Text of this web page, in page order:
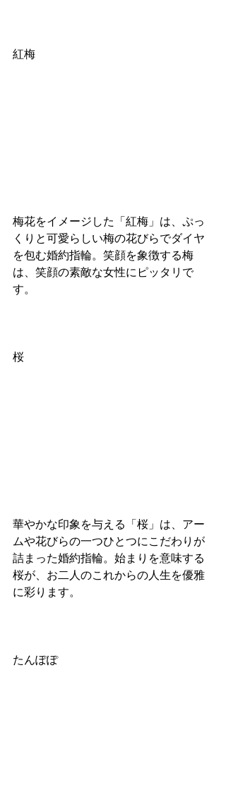
紅梅
梅花をイメージした「紅梅」は、ぷっ
くりと可愛らしい梅の花びらでダイヤ
を包む婚約指輪。笑顔を象徴する梅
は、笑顔の素敵な女性にピッタリで
す。
桜
華やかな印象を与える「桜」は、アー
ムや花びらの一つひとつにこだわりが
詰まった婚約指輪。始まりを意味する
桜が、お二人のこれからの人生を優雅
に彩ります。
たんぽぽ